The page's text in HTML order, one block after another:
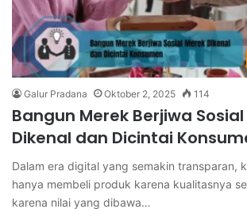
Galur Pradana Oktober 2, 2025 114
Bangun Merek Berjiwa
Dikenal dan Dicintai
Dalam era digital yang semakin transparan,
hanya membeli produk karena kualitasnya
karena nilai yang dibawa…